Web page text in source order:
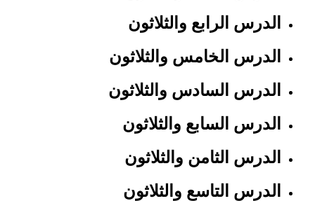
الدرس الرابع والثلاثون
الدرس الخامس والثلاثون
الدرس السادس والثلاثون
الدرس السابع والثلاثون
الدرس الثامن والثلاثون
الدرس التاسع والثلاثون